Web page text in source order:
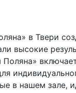
в Твери
высокие
в нашем зале,